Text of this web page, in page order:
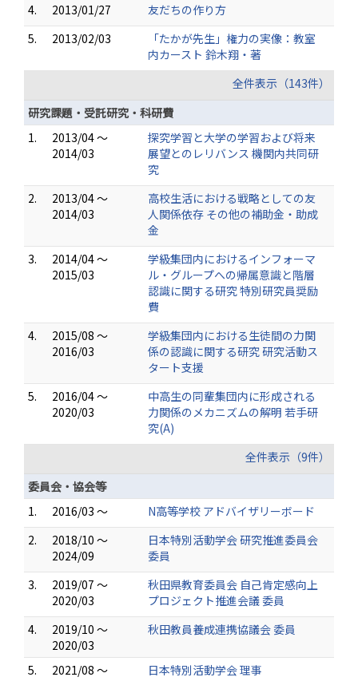
4.
2013/01/27
友だちの作り方
5.
2013/02/03
「たかが先生」権力の実像：教室
内カースト 鈴木翔・著
全件表示（143件）
研究課題・受託研究・科研費
1.
2013/04 ～
2014/03
探究学習と大学の学習および将来
展望とのレリバンス 機関内共同研
究
2.
2013/04 ～
2014/03
高校生活における戦略としての友
人関係依存 その他の補助金・助成
金
3.
2014/04 ～
2015/03
学級集団内におけるインフォーマ
ル・グループへの帰属意識と階層
認識に関する研究 特別研究員奨励
費
4.
2015/08 ～
2016/03
学級集団内における生徒間の力関
係の認識に関する研究 研究活動ス
タート支援
5.
2016/04 ～
2020/03
中高生の同輩集団内に形成される
力関係のメカニズムの解明 若手研
究(A)
全件表示（9件）
委員会・協会等
1.
2016/03 ～
N高等学校 アドバイザリーボード
2.
2018/10 ～
2024/09
日本特別活動学会 研究推進委員会
委員
3.
2019/07 ～
2020/03
秋田県教育委員会 自己肯定感向上
プロジェクト推進会議 委員
4.
2019/10 ～
2020/03
秋田教員養成連携協議会 委員
5. 2021/08 ～ 日本特別活動学会 理事